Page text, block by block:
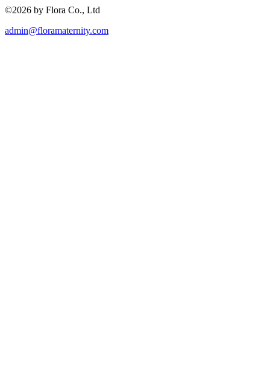
©2026 by Flora Co., Ltd
admin@floramaternity.com